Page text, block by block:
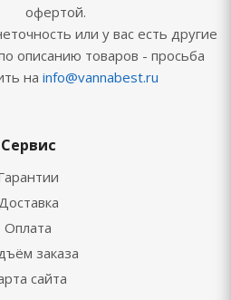
офертой.
или у вас есть другие
описанию товаров - просьба
на info@vannabest.ru
Сервис
Оплата
заказа
сайта